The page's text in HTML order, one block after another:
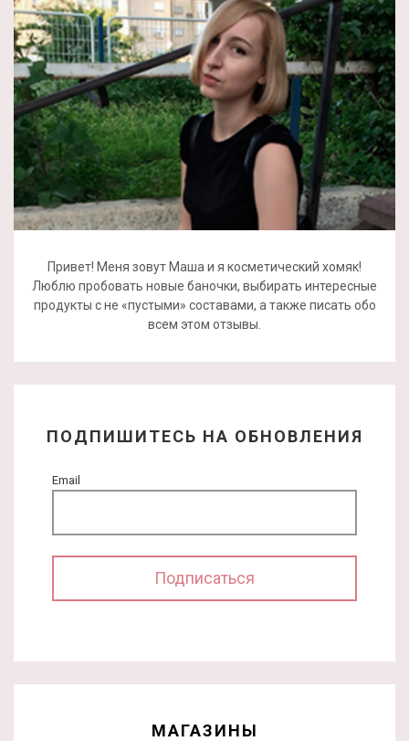
Привет! Меня зовут Маша и я косметический хомяк!
Люблю пробовать новые баночки, выбирать интересные
продукты с не «пустыми» составами, а также писать обо
всем этом отзывы.
ПОДПИШИТЕСЬ НА ОБНОВЛЕНИЯ
Email
МАГАЗИНЫ